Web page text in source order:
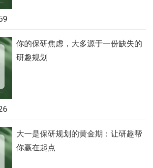
你的保研焦虑，大多源于一份缺失的
研趣规划
大一是保研规划的黄金期：让研趣帮
你赢在起点